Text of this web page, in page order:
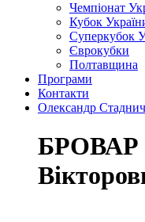
Чемпіонат
Кубок
Суперкубок
Єврокубки
Полтавщина
Програми
Контакти
Олександр
БРОВАР